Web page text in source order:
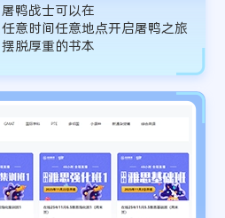
屠鸭战士可以在
任意时间任意地点开启屠鸭之旅
摆脱厚重的书本